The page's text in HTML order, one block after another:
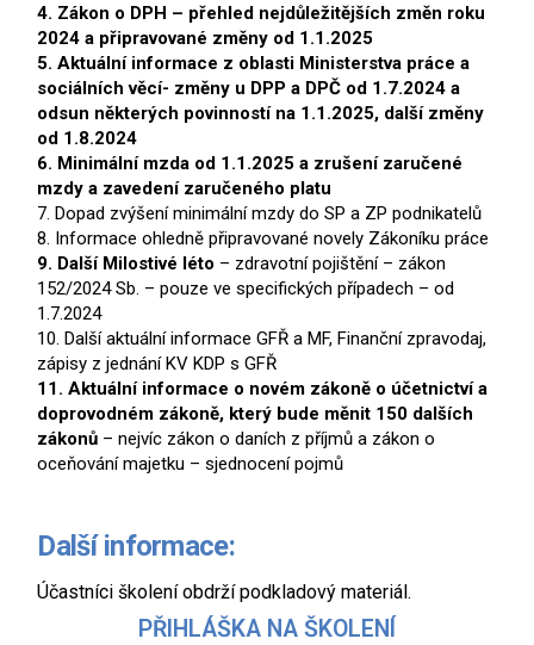
4. Zákon o DPH – přehled nejdůležitějších změn roku
2024 a připravované změny od 1.1.2025
5. Aktuální informace z oblasti Ministerstva práce a
sociálních věcí- změny u DPP a DPČ od 1.7.2024 a
odsun některých povinností na 1.1.2025, další změny
od 1.8.2024
6. Minimální mzda od 1.1.2025 a zrušení zaručené
mzdy a zavedení zaručeného platu
7. Dopad zvýšení minimální mzdy do SP a ZP podnikatelů
8. Informace ohledně připravované novely Zákoníku práce
9. Další Milostivé léto – zdravotní pojištění – zákon
152/2024 Sb. – pouze ve specifických případech – od
1.7.2024
10. Další aktuální informace GFŘ a MF, Finanční zpravodaj,
zápisy z jednání KV KDP s GFŘ
11. Aktuální informace o novém zákoně o účetnictví a
doprovodném zákoně, který bude měnit 150 dalších
zákonů – nejvíc zákon o daních z příjmů a zákon o
oceňování majetku – sjednocení pojmů
Další informace:
Účastníci školení obdrží podkladový materiál.
PŘIHLÁŠKA NA ŠKOLENÍ